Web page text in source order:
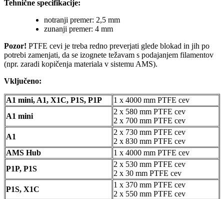
Tehnične specifikacije:
notranji premer: 2,5 mm
zunanji premer: 4 mm
Pozor! PTFE cevi je treba redno preverjati glede blokad in jih po
potrebi zamenjati, da se izognete težavam s podajanjem filamentov
(npr. zaradi kopičenja materiala v sistemu AMS).
Vključeno:
A1 mini, A1, X1C, P1S, P1P
1 x 4000 mm PTFE cev
A1 mini
2 x 580 mm PTFE cev
2 x 700 mm PTFE cev
A1
2 x 730 mm PTFE cev
2 x 830 mm PTFE cev
AMS Hub
1 x 4000 mm PTFE cev
P1P, P1S
2 x 530 mm PTFE cev
2 x 30 mm PTFE cev
P1S, X1C
1 x 370 mm PTFE cev
2 x 550 mm PTFE cev